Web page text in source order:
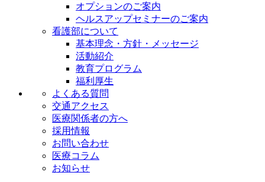
オプションのご案内
ヘルスアップセミナーのご案内
看護部について
基本理念・方針・メッセージ
活動紹介
教育プログラム
福利厚生
よくある質問
交通アクセス
医療関係者の方へ
採用情報
お問い合わせ
医療コラム
お知らせ